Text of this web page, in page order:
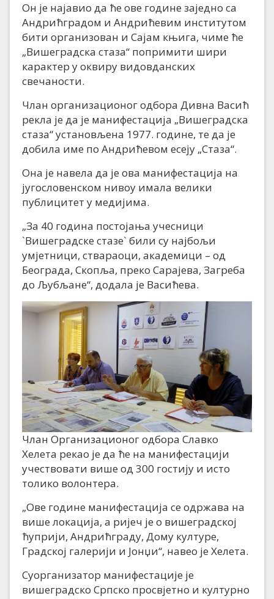
Он је најавио да ће ове године заједно са
Андрићградом и Андрићевим институтом
бити организован и Сајам књига, чиме ће
„Вишеградска стаза“ попримити шири
карактер у оквиру видовданских
свечаности.
Члан организационог одбора Дивна Васић
рекла је да је манифестација „Вишеградска
стаза“ установљена 1977. године, те да је
добила име по Андрићевом есеју „Стаза“.
Она је навела да је ова манифестација на
југословенском нивоу имала велики
публицитет у медијима.
„За 40 година постојања учесници
`Вишеградске стазе` били су најбољи
умјетници, ствараоци, академици – од
Београда, Скопља, преко Сарајева, Загреба
до Љубљане“, додала је Васићева.
Члан Организационог одбора Славко
Хелета рекао је да ће на манифестацији
учествовати више од 300 гостију и исто
толико волонтера.
„Ове године манифестација се одржава на
више локација, а ријеч је о вишеградској
ћуприји, Андрићграду, Дому културе,
Градској галерији и Јонџи“, навео је Хелета.
Суорганизатор манифестације је
вишеградско Српско просвјетно и културно